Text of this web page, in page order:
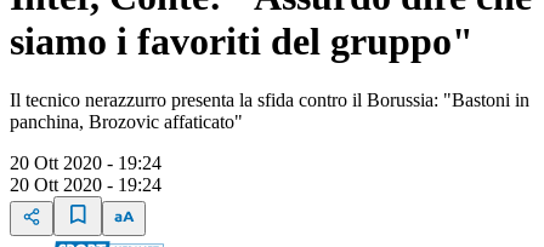
siamo i favoriti del gruppo"
Il tecnico nerazzurro presenta la sfida contro il Borussia: "Bastoni in
panchina, Brozovic affaticato"
20 Ott 2020 - 19:24
20 Ott 2020 - 19:24